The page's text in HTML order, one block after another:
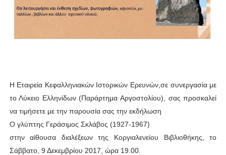
Η Εταιρεία Κεφαλληνιακών Ιστορικών Ερευνών,σε συνεργασία με
το Λύκειο Ελληνίδων (Παράρτημα Αργοστολίου), σας προσκαλεί
να τιμήσετε με την παρουσία σας την εκδήλωση
Ο γλύπτης Γεράσιμος Σκλάβος (1927-1967)
στην αίθουσα διαλέξεων της Κοργιαλενείου Βιβλιοθήκης, το
Σάββατο, 9 Δεκεμβρίου 2017, ώρα 19.00.